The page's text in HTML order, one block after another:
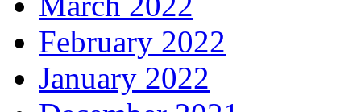
February 2022
January 2022